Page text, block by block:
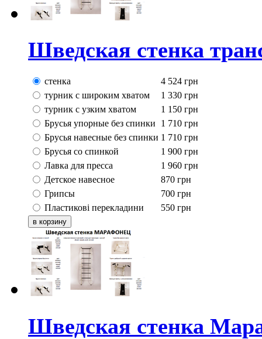
Шведская стенка
стенка 4 524 грн
турник с широким хватом
1 330 грн
турник с узким хватом
1 150 грн
Брусья упорные без спинки
1 710 грн
Брусья навесные без спинки 1 710 грн
Брусья со спинкой
1 900 грн
Лавка для пресса
1 960 грн
Детское навесное
870 грн
Грипсы
700 грн
Пластикові перекладини
550 грн
Шведская стенка